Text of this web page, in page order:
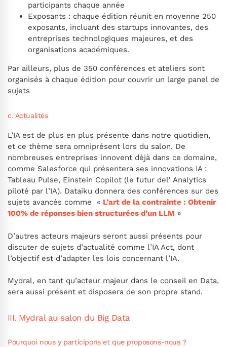
participants chaque année
Exposants : chaque édition réunit en moyenne 250
exposants, incluant des startups innovantes, des
entreprises technologiques majeures, et des
organisations académiques.
Par ailleurs, plus de 350 conférences et ateliers sont
organisés à chaque édition pour couvrir un large panel de
sujets
c. Actualités
L’IA est de plus en plus présente dans notre quotidien,
et ce thème sera omniprésent lors du salon. De
nombreuses entreprises innovent déjà dans ce domaine,
comme Salesforce qui présentera ses innovations IA :
Tableau Pulse, Einstein Copilot (le futur del’ Analytics
piloté par l’IA). Dataiku donnera des conférences sur des
sujets avancés comme « L’art de la contrainte : Obtenir
100% de réponses bien structurées d’un LLM »
D’autres acteurs majeurs seront aussi présents pour
discuter de sujets d’actualité comme l’IA Act, dont
l’objectif est d’adapter les lois concernant l’IA.
Mydral, en tant qu’acteur majeur dans le conseil en Data,
sera aussi présent et disposera de son propre stand.
III. Mydral au salon du Big Data
Pourquoi nous y participons et que proposons-nous ?